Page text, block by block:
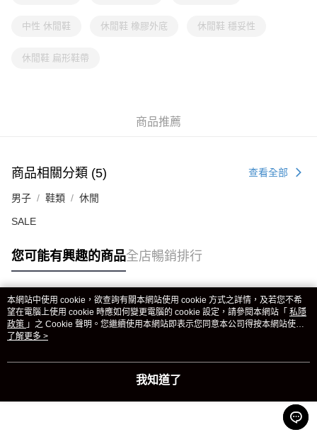
中性 休閒鞋 休閒鞋 橡膠外底 休閒鞋 穩妥性
休閒鞋 扁形鞋帶
商品推薦
商品相關分類 (5) 查看全部
男子 鞋類 休閒
SALE
您可能有興趣的商品全店暢銷排行
熱門標籤
熱銷排行
本網站中使用 cookie，欲查詢有關本網站使用 cookie 方式之詳情，及若您不希
望在電腦上使用 cookie 時應如何變更電腦的 cookie 設定，請參閱本網站「 私隱
政策 」之 Cookie 聲明。您繼續使用本網站即表示您同意本公司得按本網站使用
條款之 Cookie 聲明使用 cookie。
了解更多 >
我知道了